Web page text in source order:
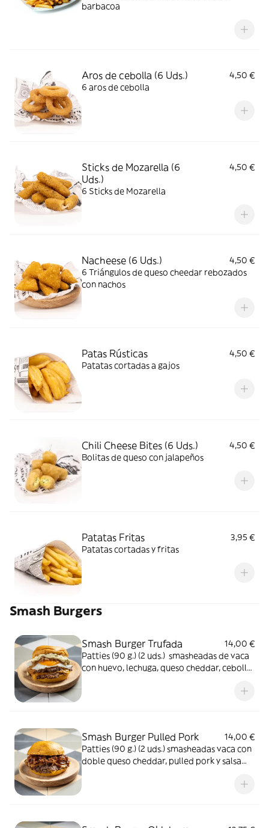
barbacoa
Aros de cebolla (6 Uds.)
4,50 €
6 aros de cebolla
Sticks de Mozarella (6
Uds.)
4,50 €
6 Sticks de Mozarella
Nacheese (6 Uds.)
4,50 €
6 Triángulos de queso cheedar rebozados
con nachos
Patas Rústicas
4,50 €
Patatas cortadas a gajos
Chili Cheese Bites (6 Uds.)
4,50 €
Bolitas de queso con jalapeños
Patatas Fritas
3,95 €
Patatas cortadas y fritas
Smash Burgers
Smash Burger Trufada
14,00 €
Patties (90 g.) (2 uds.) smasheadas de vaca
con huevo, lechuga, queso cheddar, cebolla
Smash Burger Pulled Pork
14,00 €
Patties (90 g.) (2 uds.) smasheadas vaca con
doble queso cheddar, pulled pork y salsa